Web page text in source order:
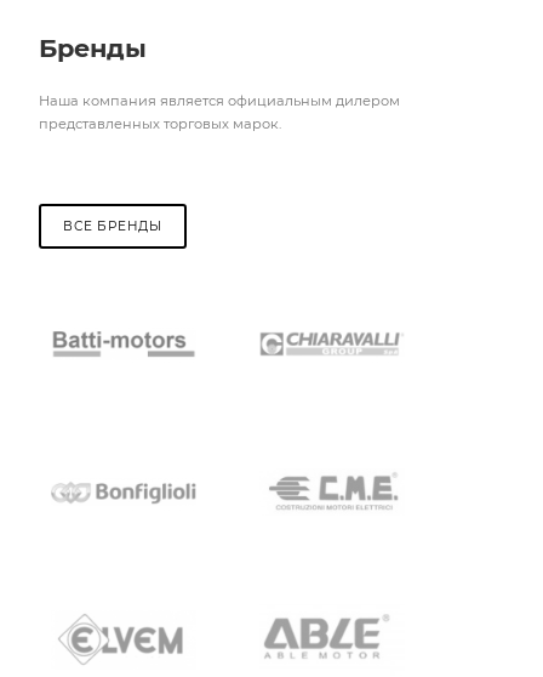
Бренды
Наша компания является официальным дилером
представленных торговых марок.
ВСЕ БРЕНДЫ